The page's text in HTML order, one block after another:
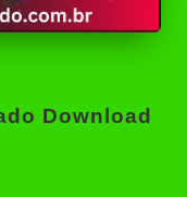
Download